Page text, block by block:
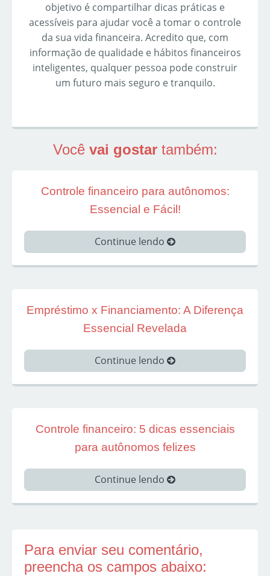
objetivo é compartilhar dicas práticas e
acessíveis para ajudar você a tomar o controle
da sua vida financeira. Acredito que, com
informação de qualidade e hábitos financeiros
inteligentes, qualquer pessoa pode construir
um futuro mais seguro e tranquilo.
Você vai gostartambém:
Controle financeiro para autônomos:
Essencial e Fácil!
Continue lendo
Empréstimo x Financiamento: A Diferença
Essencial Revelada
Continue lendo
Controle financeiro: 5 dicas essenciais
para autônomos felizes
Continue lendo
Para enviar seu comentário,
preencha os campos abaixo: